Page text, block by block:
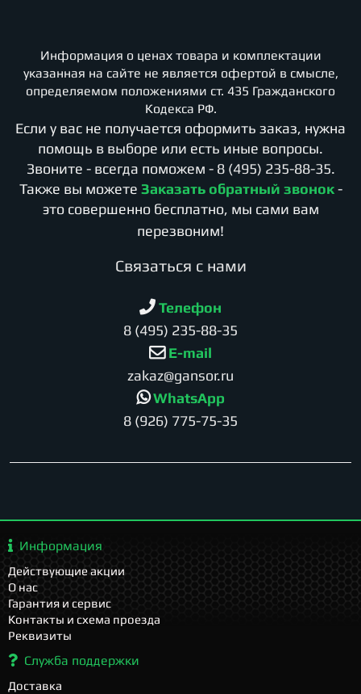
Информация о ценах товара и комплектации
указанная на сайте не является офертой в смысле,
определяемом положениями ст. 435 Гражданского
Кодекса РФ.
Если у вас не получается оформить заказ, нужна
помощь в выборе или есть иные вопросы.
Звоните - всегда поможем - 8 (495) 235-88-35.
Также вы можете Заказать обратный звонок -
это совершенно бесплатно, мы сами вам
перезвоним!
Cвязаться с нами
Телефон
8 (495) 235-88-35
E-mail
zakaz@gansor.ru
WhatsApp
8 (926) 775-75-35
Информация
Действующие акции
О нас
Гарантия и сервис
Контакты и схема проезда
Реквизиты
Служба поддержки
Доставка